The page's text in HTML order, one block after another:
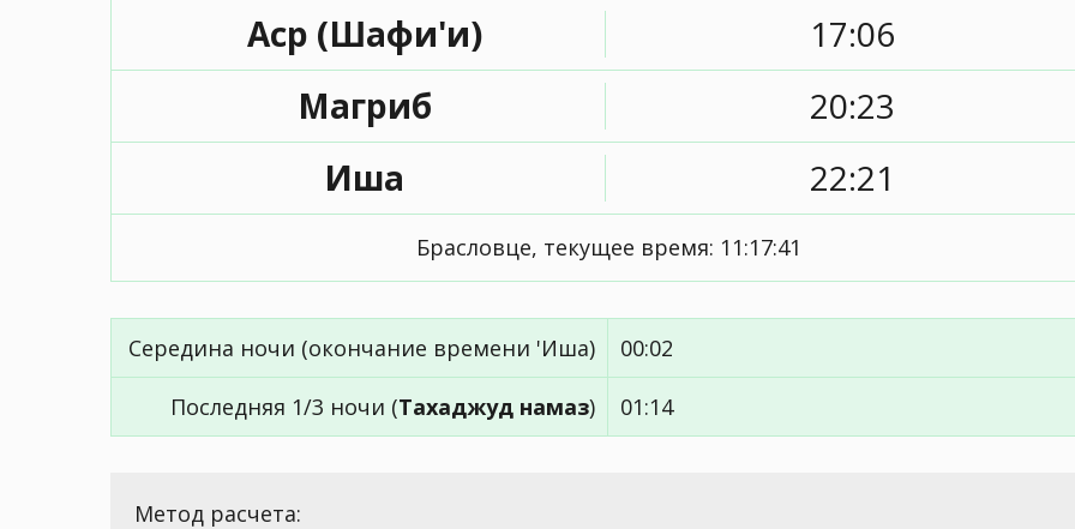
Аср (Шафи'и)
17:06
Магриб
20:23
Иша
22:21
Брасловце, текущее время: 11:17:41
Середина ночи (окончание времени 'Иша) 00:02
Последняя 1/3 ночи (Тахаджуд намаз) 01:14
Метод расчета: